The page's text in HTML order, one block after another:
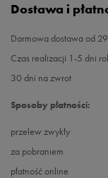
Dostawa i
Darmowa dostawa od
Czas realizacji 1-5 dni
30 dni na zwrot
Sposoby płatności:
przelew zwykły
za pobraniem
płatność online